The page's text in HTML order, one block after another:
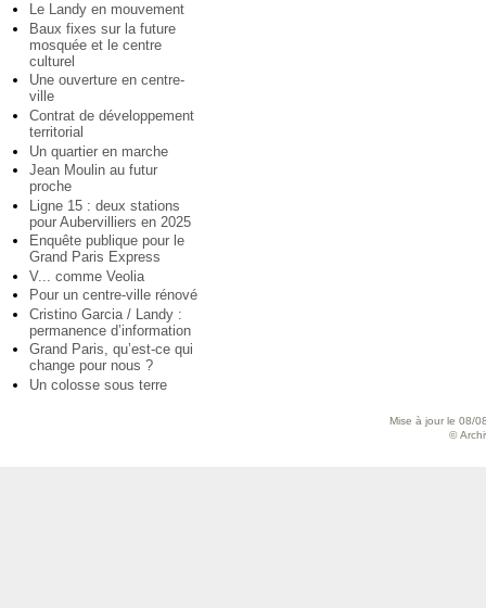
Le Landy en mouvement
Baux fixes sur la future
mosquée et le centre
culturel
Une ouverture en centre-
ville
Contrat de développement
territorial
Un quartier en marche
Jean Moulin au futur
proche
Ligne 15 : deux stations
pour Aubervilliers en 2025
Enquête publique pour le
Grand Paris Express
V... comme Veolia
Pour un centre-ville rénové
Cristino Garcia / Landy :
permanence d’information
Grand Paris, qu’est-ce qui
change pour nous ?
Un colosse sous terre
Mise à jour le 08/
©